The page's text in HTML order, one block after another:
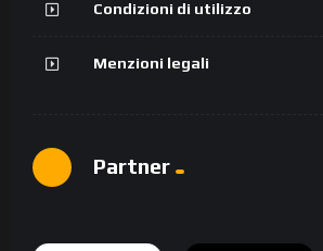
Condizioni di utilizzo
Menzioni legali
Partner